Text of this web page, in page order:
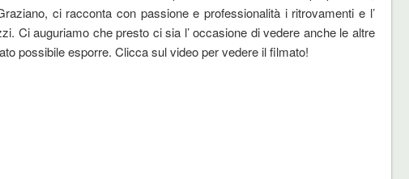
ci racconta con passione e professionalità i ritrovamenti e l’
Ci auguriamo che presto ci sia l’ occasione di vedere anche le altre
possibile esporre. Clicca sul video per vedere il filmato!